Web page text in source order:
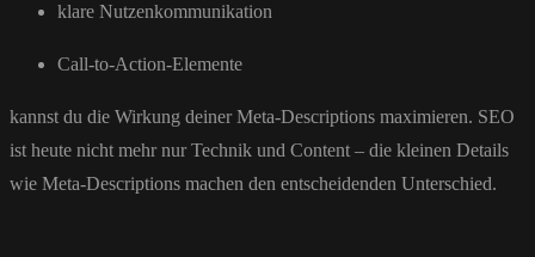
klare Nutzenkommunikation
Call-to-Action-Elemente
kannst du die Wirkung deiner Meta-Descriptions maximieren. SEO
ist heute nicht mehr nur Technik und Content – die kleinen Details
wie Meta-Descriptions machen den entscheidenden Unterschied.